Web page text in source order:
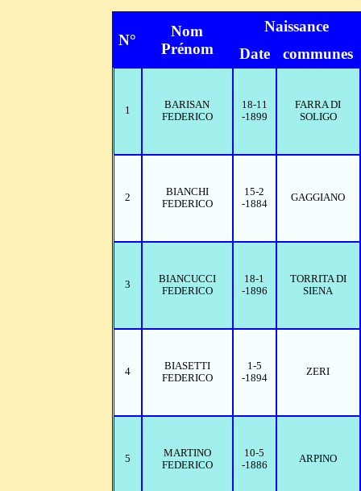
N°
Nom
Prénom
Naissance
Date
communes
1
BARISAN
FEDERICO
18-11
-1899
FARRA DI
SOLIGO
2
BIANCHI
FEDERICO
15-2
-1884
GAGGIANO
3
BIANCUCCI
FEDERICO
18-1
-1896
TORRITA DI
SIENA
4
BIASETTI
FEDERICO
1-5
-1894
ZERI
5
MARTINO
FEDERICO
10-5
-1886
ARPINO